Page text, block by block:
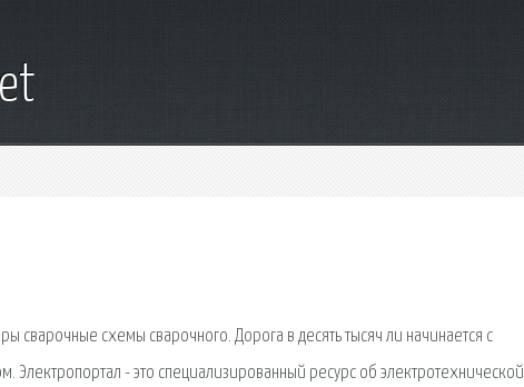
сварочные схемы сварочного. Дорога в десять тысяч ли начинается с
Электропортал - это специализированный ресурс об электротехнической